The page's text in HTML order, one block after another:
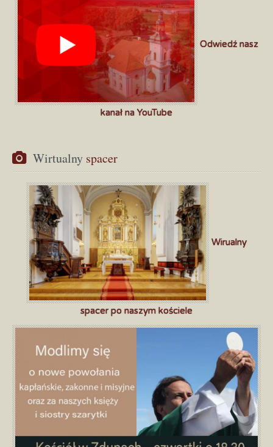
Odwiedź nasz
kanał na YouTube
Wirtualny spacer
Wirualny
spacer po naszym kościele